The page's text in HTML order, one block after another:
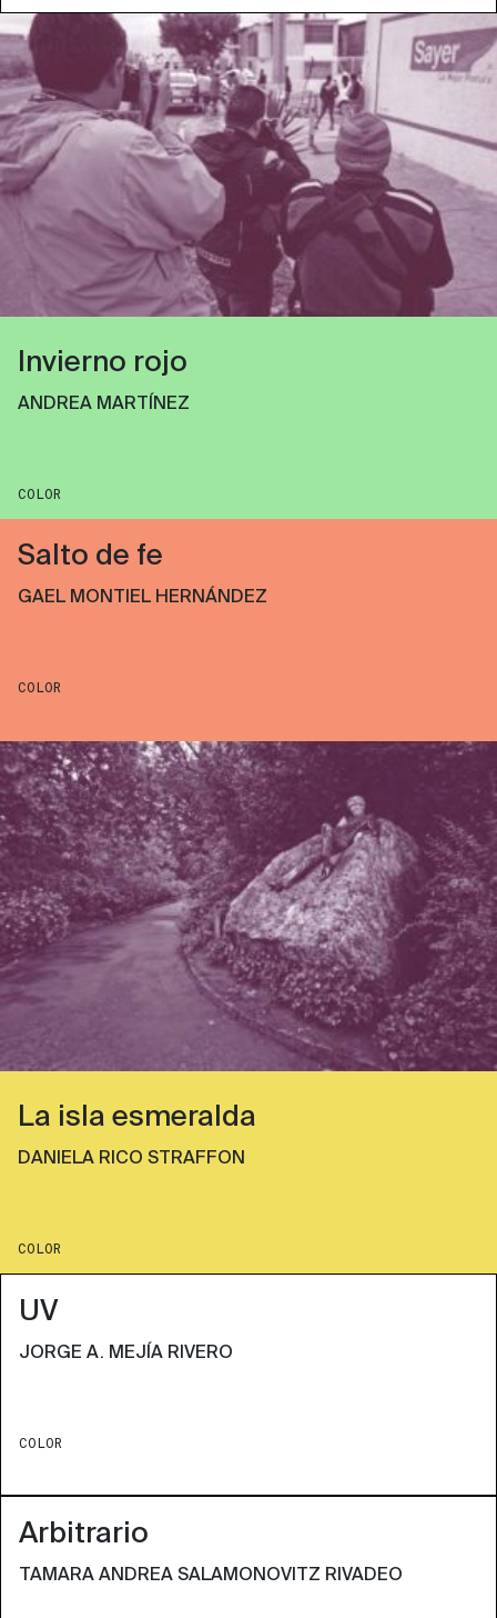
Invierno rojo
ANDREA MARTÍNEZ
COLOR
Salto de fe
GAEL MONTIEL HERNÁNDEZ
COLOR
La isla esmeralda
DANIELA RICO STRAFFON
COLOR
UV
JORGE A. MEJÍA RIVERO
COLOR
Arbitrario
TAMARA ANDREA SALAMONOVITZ RIVADEO